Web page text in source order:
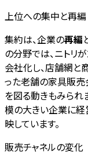
上位への集中と再編
集約は、企業の再編
の分野では、ニトリ
会社化し、店舗網と
った老舗の家具販
を図る動きもみられ
模の大きい企業に経
映しています。
販売チャネルの変化